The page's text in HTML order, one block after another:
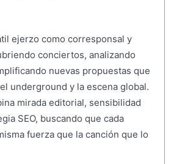
ejerzo como corresponsal y
conciertos, analizando
nuevas propuestas que
underground y la escena global.
mirada editorial, sensibilidad
SEO, buscando que cada
fuerza que la canción que lo